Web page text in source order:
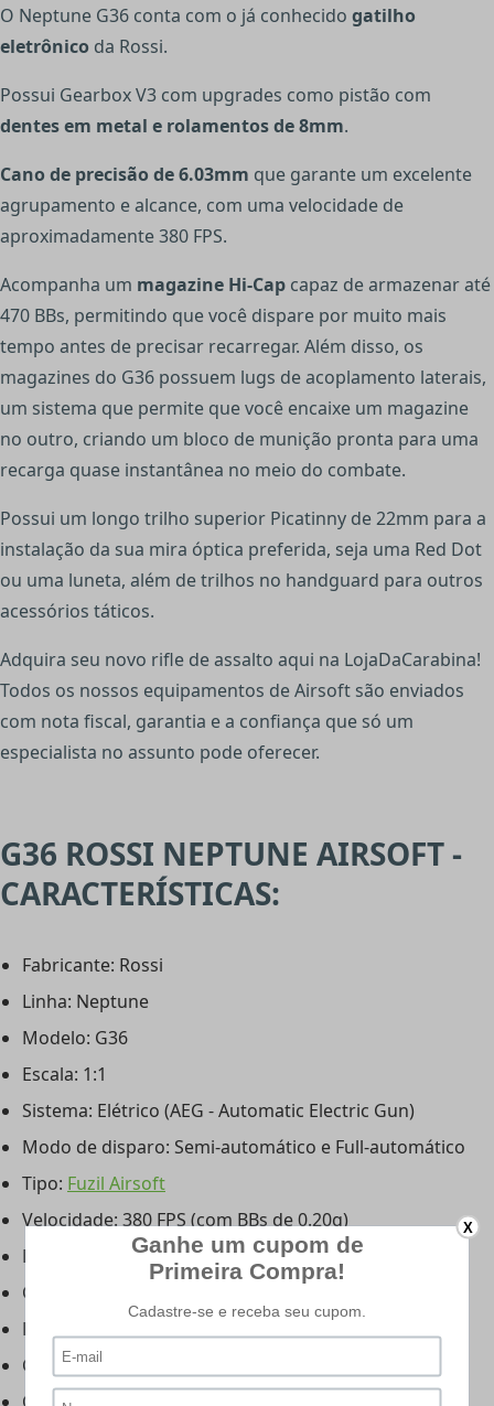
O Neptune G36 conta com o já conhecido gatilho
eletrônico da Rossi.
Possui Gearbox V3 com upgrades como pistão com
dentes em metal e rolamentos de 8mm.
Cano de precisão de 6.03mm que garante um excelente
agrupamento e alcance, com uma velocidade de
aproximadamente 380 FPS.
Acompanha um magazine Hi-Cap capaz de armazenar até
470 BBs, permitindo que você dispare por muito mais
tempo antes de precisar recarregar. Além disso, os
magazines do G36 possuem lugs de acoplamento laterais,
um sistema que permite que você encaixe um magazine
no outro, criando um bloco de munição pronta para uma
recarga quase instantânea no meio do combate.
Possui um longo trilho superior Picatinny de 22mm para a
instalação da sua mira óptica preferida, seja uma Red Dot
ou uma luneta, além de trilhos no handguard para outros
acessórios táticos.
Adquira seu novo rifle de assalto aqui na LojaDaCarabina!
Todos os nossos equipamentos de Airsoft são enviados
com nota fiscal, garantia e a confiança que só um
especialista no assunto pode oferecer.
G36 ROSSI NEPTUNE AIRSOFT -
CARACTERÍSTICAS:
Fabricante: Rossi
Linha: Neptune
Modelo: G36
Escala: 1:1
Sistema: Elétrico (AEG - Automatic Electric Gun)
Modo de disparo: Semi-automático e Full-automático
Tipo: Fuzil Airsoft
Velocidade: 380 FPS (com BBs de 0.20g)
Energia: 1.34 Joules
Cor: Preto
Peso: Aprox. 2.6 kg
Comprimento Coronha Rebatida: 500 mm
X